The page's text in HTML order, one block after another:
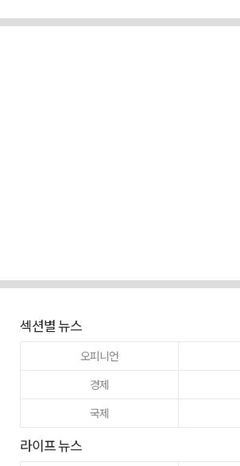
섹션별 뉴스
오피니언
경제
국제
라이프 뉴스